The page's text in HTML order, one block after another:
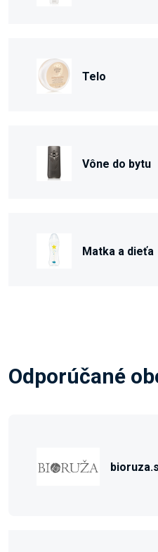
Telo
Vône do bytu
Matka a dieťa
Odporúčané